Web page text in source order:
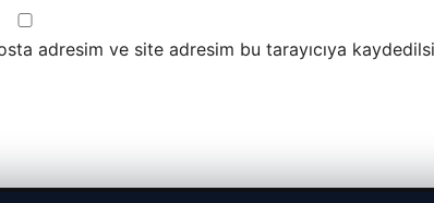
adresim ve site adresim bu tarayıcıya